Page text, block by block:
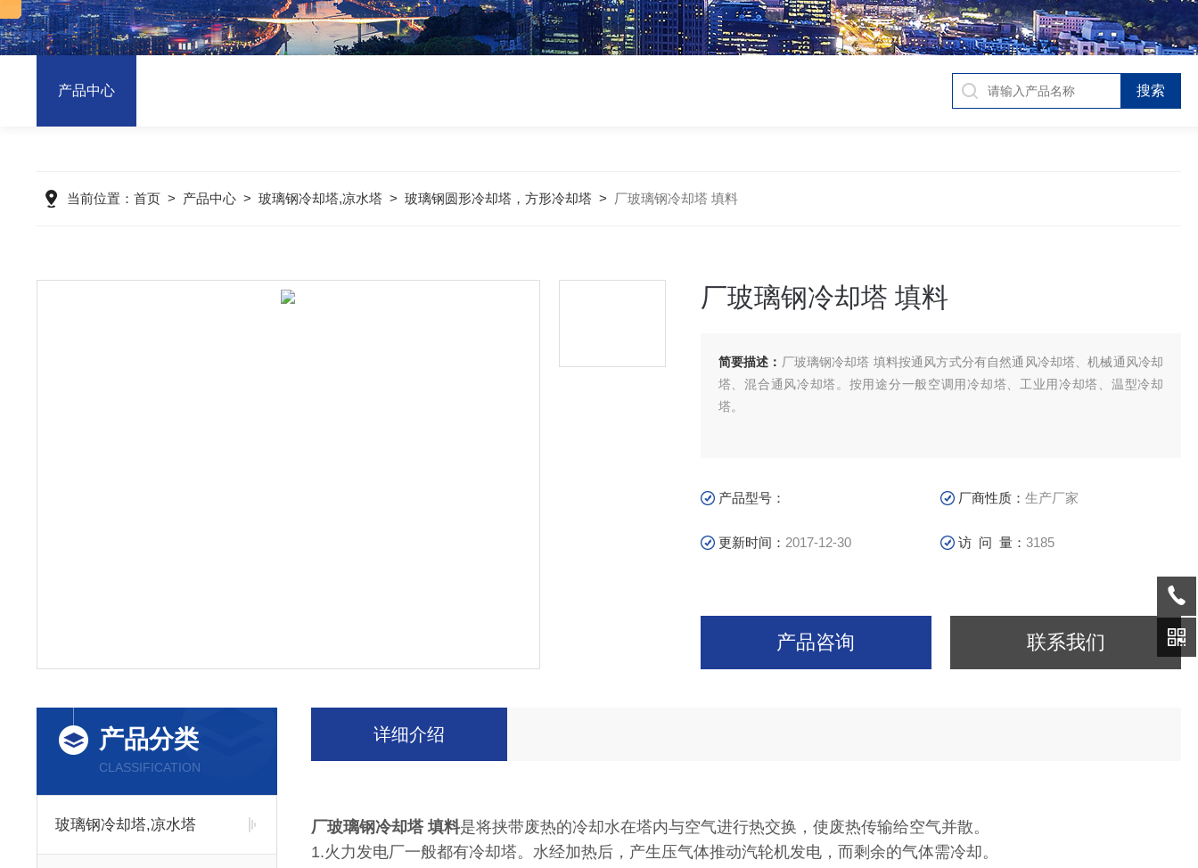
产品中心
当前位置： 首页> 产品中心> 玻璃钢冷却塔,凉水塔> 玻璃钢圆形冷却塔，方形冷却塔> 厂玻璃钢冷却塔 填料
厂玻璃钢冷却塔 填料
简要描述： 厂玻璃钢冷却塔 填料按通风方式分有自然通风冷却塔、机械通风冷却
塔、混合通风冷却塔。按用途分一般空调用冷却塔、工业用冷却塔、温型冷却
塔。
产品型号： 厂商性质：生产厂家
更新时间： 2017-12-30 访 问 量：3185
产品咨询 联系我们
产品分类
CLASSIFICATION
玻璃钢冷却塔,凉水塔
详细介绍
厂玻璃钢冷却塔 填料是将挟带废热的冷却水在塔内与空气进行热交换，使废热传输给空气并散。
1.火力发电厂一般都有冷却塔。水经加热后，产生压气体推动汽轮机发电，而剩余的气体需冷却。